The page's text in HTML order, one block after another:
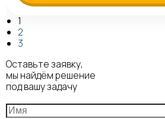
1
2
3
Оставьте заявку,
мы найдём решение
под вашу задачу